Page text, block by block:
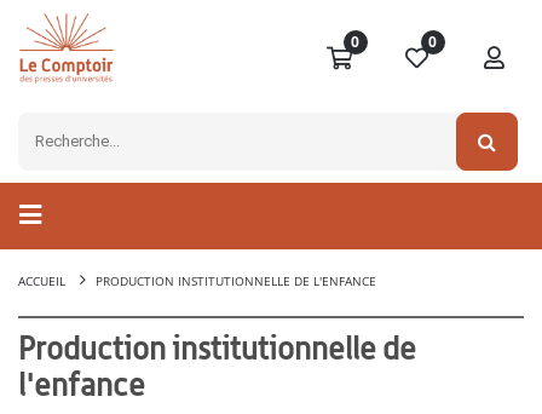
0 0
ACCUEIL PRODUCTION INSTITUTIONNELLE DE L'ENFANCE
Production institutionnelle de
l'enfance